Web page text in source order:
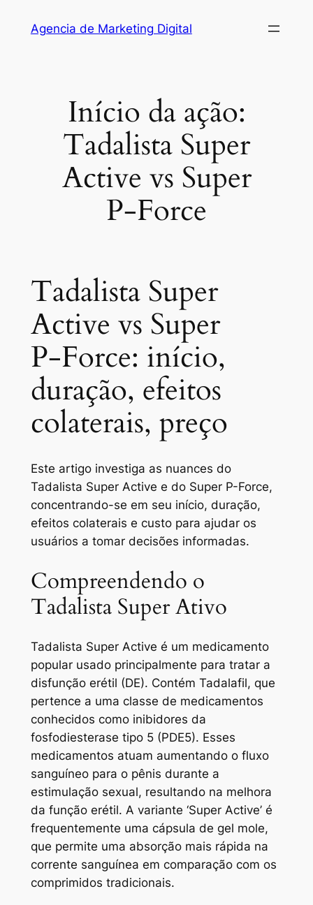
Agencia de Marketing Digital
Início da ação:
Tadalista Super
Active vs Super
P‑Force
Tadalista Super
Active vs Super
P‑Force: início,
duração, efeitos
colaterais, preço
Este artigo investiga as nuances do
Tadalista Super Active e do Super P-Force,
concentrando-se em seu início, duração,
efeitos colaterais e custo para ajudar os
usuários a tomar decisões informadas.
Compreendendo o
Tadalista Super Ativo
Tadalista Super Active é um medicamento
popular usado principalmente para tratar a
disfunção erétil (DE). Contém Tadalafil, que
pertence a uma classe de medicamentos
conhecidos como inibidores da
fosfodiesterase tipo 5 (PDE5). Esses
medicamentos atuam aumentando o fluxo
sanguíneo para o pênis durante a
estimulação sexual, resultando na melhora
da função erétil. A variante ‘Super Active’ é
frequentemente uma cápsula de gel mole,
que permite uma absorção mais rápida na
corrente sanguínea em comparação com os
comprimidos tradicionais.